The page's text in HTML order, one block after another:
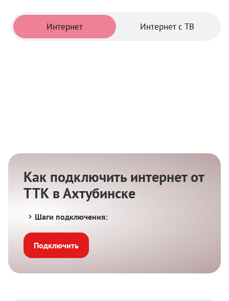
Интернет Интернет с ТВ
Тарифы
Как подключить интернет от
ТТК в Ахтубинске
Шаги подключения:
Подключить